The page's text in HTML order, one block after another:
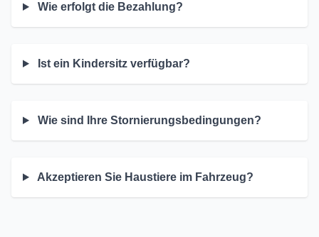
Wie erfolgt die Bezahlung?
Ist ein Kindersitz verfügbar?
Wie sind Ihre Stornierungsbedingungen?
Akzeptieren Sie Haustiere im Fahrzeug?